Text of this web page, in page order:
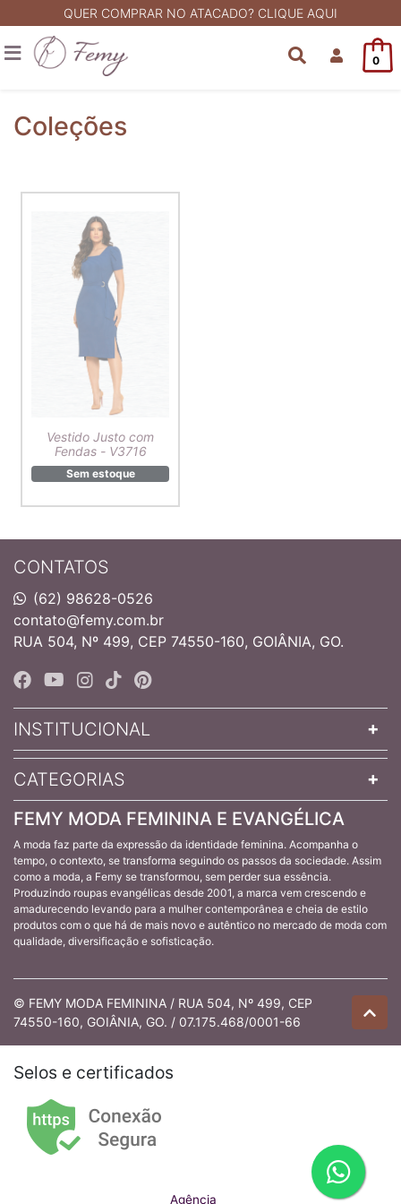
QUER COMPRAR NO ATACADO? CLIQUE AQUI
0
Coleções
Vestido Justo com
Fendas - V3716
Sem estoque
CONTATOS
(62) 98628-0526
contato@femy.com.br
RUA 504, Nº 499, CEP 74550-160, GOIÂNIA, GO.
INSTITUCIONAL
CATEGORIAS
FEMY MODA FEMININA E EVANGÉLICA
A moda faz parte da expressão da identidade feminina. Acompanha o
tempo, o contexto, se transforma seguindo os passos da sociedade. Assim
como a moda, a Femy se transformou, sem perder sua essência.
Produzindo roupas evangélicas desde 2001, a marca vem crescendo e
amadurecendo levando para a mulher contemporânea e cheia de estilo
produtos com o que há de mais novo e autêntico no mercado de moda com
qualidade, diversificação e sofisticação.
© FEMY MODA FEMININA / RUA 504, Nº 499, CEP
74550-160, GOIÂNIA, GO. / 07.175.468/0001-66
Selos e certificados
Agência